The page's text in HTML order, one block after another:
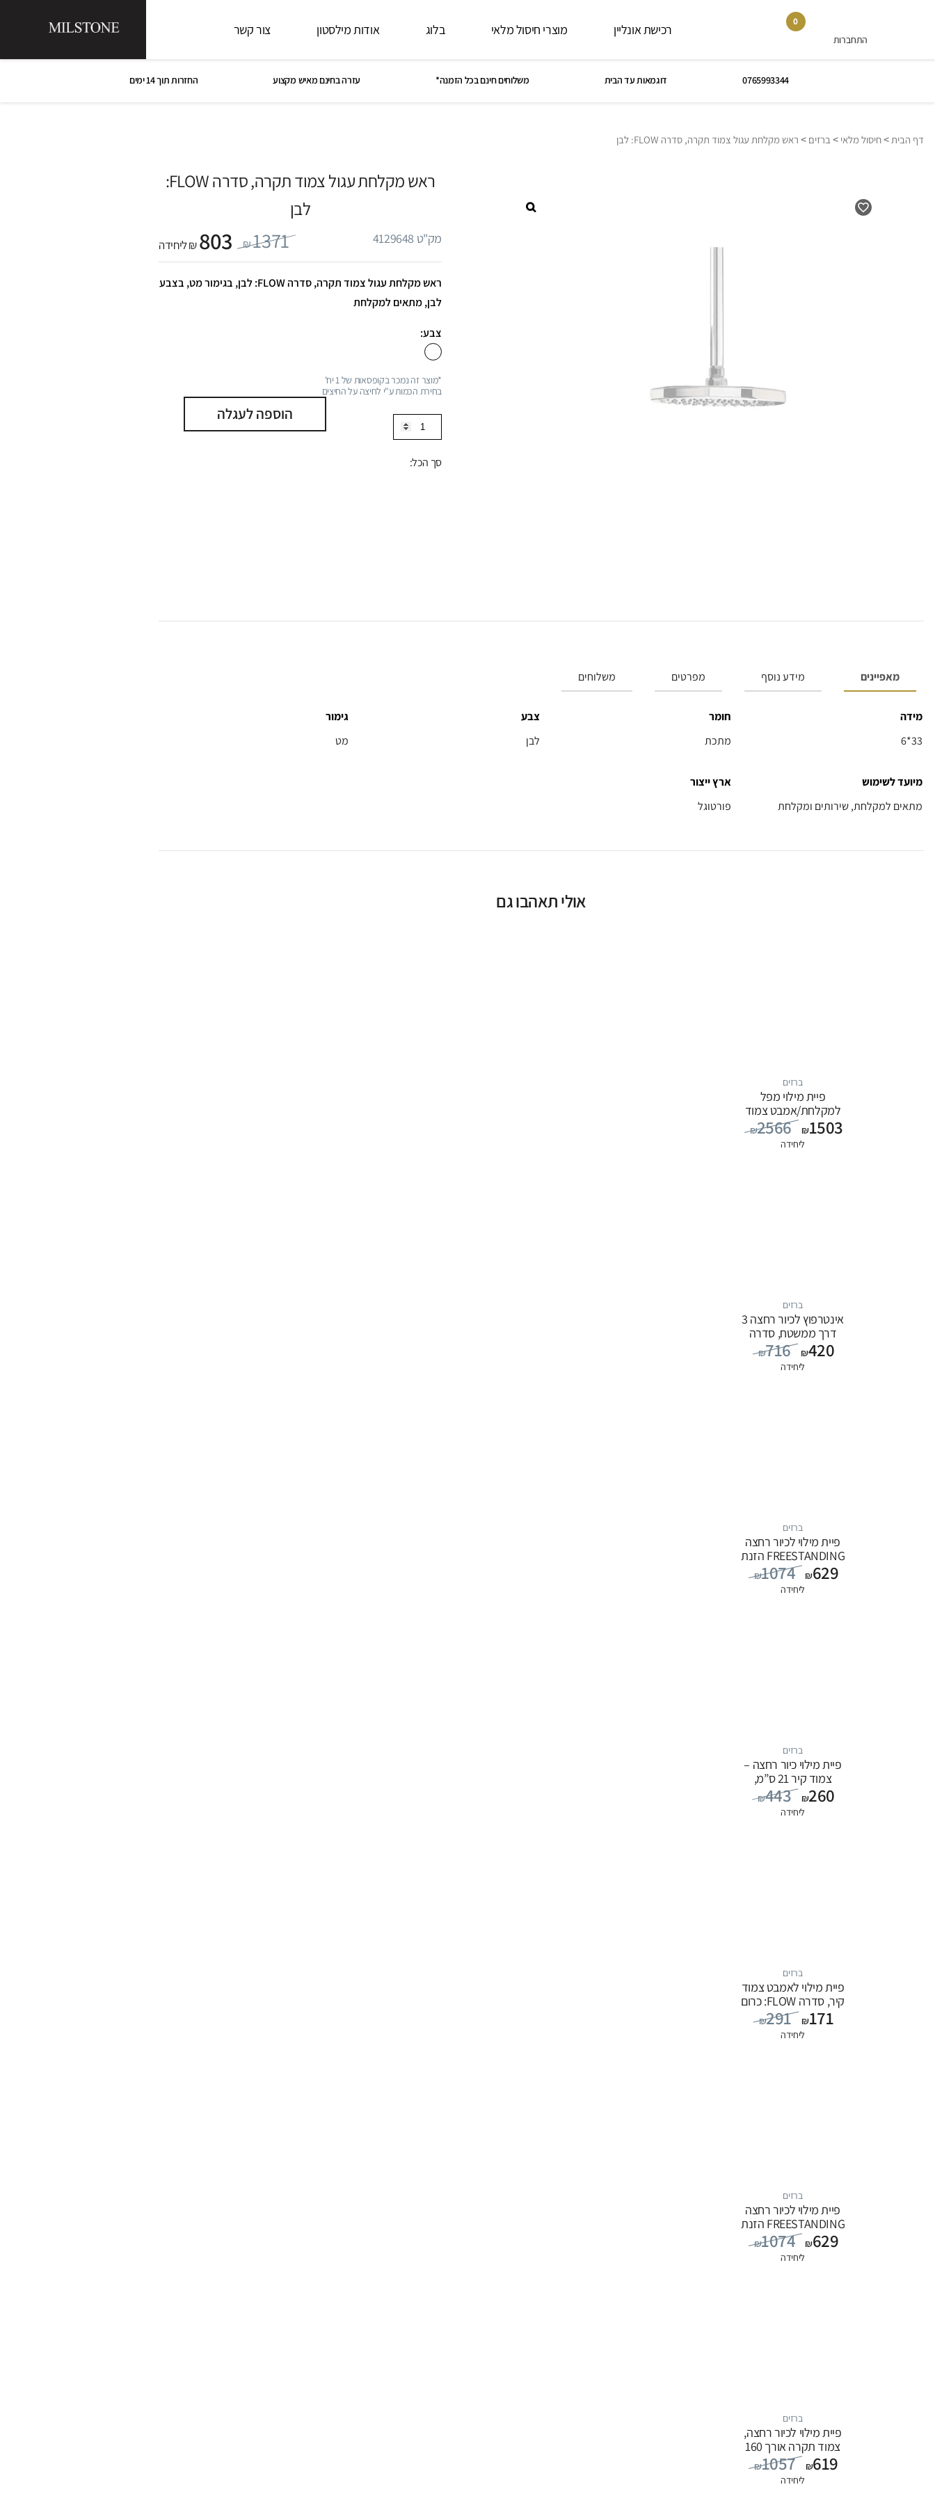
התחברות
0
רכישת אונליין מוצרי חיסול מלאי בלוג אודות מילסטון צור קשר
0765993344 דוגמאות עד הבית משלוחים חינם בכל הזמנה* עזרה בחינם מאיש מקצוע החזרות תוך 14 ימים
דף הבית>חיסול מלאי > ברזים > ראש מקלחת עגול צמוד תקרה, סדרה FLOW: לבן
ראש מקלחת עגול צמוד תקרה, סדרה FLOW:
לבן
מק"ט 4129648 803₪ ליחידה 1371
₪
ראש מקלחת עגול צמוד תקרה, סדרה FLOW: לבן, בגימור מט, בצבע
לבן, מתאים למקלחת
צבע:
*מוצר זה נמכר בקופסאות של 1 יח'
בחירת הכמות ע"י לחיצה על החיצים
כמות
מקלחת
סך הכל:
הוספה לעגלה
מאפיינים מידע נוסף מפרטים משלוחים
מידה
6*33
חומר
מתכת
צבע
לבן
גימור
מט
מיועד לשימוש
מתאים למקלחת, שירותים ומקלחת
ארץ ייצור
פורטוגל
אולי תאהבו גם
ברזים
פיית מילוי מפל
למקלחת/אמבט צמוד
קיר, סדרה ITAP: כרום
₪2566 ₪1503
ליחידה
ברזים
אינטרפוץ לכיור רחצה 3
דרך ממשטח, סדרה
FLOW: כרום
₪716 ₪420
ליחידה
ברזים
פיית מילוי לכיור רחצה
FREESTANDING הזנת
מים מהרצפה, סדרה
FLOW: שחור
₪1074 ₪629
ליחידה
ברזים
פיית מילוי כיור רחצה –
צמוד קיר 21 ס”מ,
סדרה FLOW: כרום
₪443 ₪260
ליחידה
ברזים
פיית מילוי לאמבט צמוד
קיר, סדרה FLOW: כרום
₪291 ₪171
ליחידה
ברזים
פיית מילוי לכיור רחצה
FREESTANDING הזנת
מים מהרצפה, סדרה
FLOW: לבן
₪1074 ₪629
ליחידה
ברזים
פיית מילוי לכיור רחצה,
צמוד תקרה אורך 160
שחור
₪1057 ₪619
ליחידה